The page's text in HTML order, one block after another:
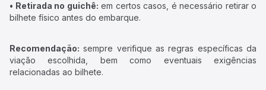
• Retirada no guichê: em certos casos, é necessário retirar o
bilhete físico antes do embarque.
Recomendação: sempre verifique as regras específicas da
viação escolhida, bem como eventuais exigências
relacionadas ao bilhete.